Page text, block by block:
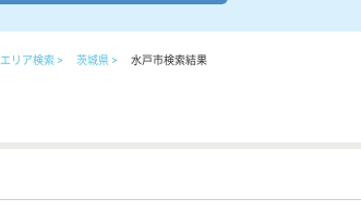
エリア検索 茨城県 水戸市検索結果